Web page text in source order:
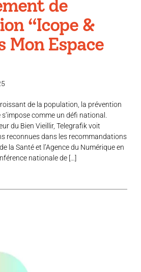
de
“Icope &
Mon Espace
de la population, la prévention
comme un défi national.
du Bien Vieillir, Telegrafik voit
reconnues dans les recommandations
la Santé et l’Agence du Numérique en
nationale de […]